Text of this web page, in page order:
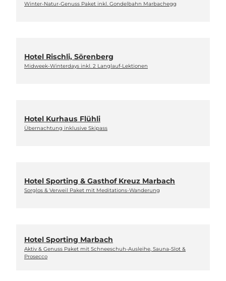
Winter-Natur-Genuss Paket inkl. Gondelbahn Marbachegg
Hotel Rischli, Sörenberg
Midweek-Winterdays inkl. 2 Langlauf-Lektionen
Hotel Kurhaus Flühli
Übernachtung inklusive Skipass
Hotel Sporting & Gasthof Kreuz Marbach
Sorglos & Verweil Paket mit Meditations-Wanderung
Hotel Sporting Marbach
Aktiv & Genuss Paket mit Schneeschuh-Ausleihe, Sauna-Slot &
Prosecco